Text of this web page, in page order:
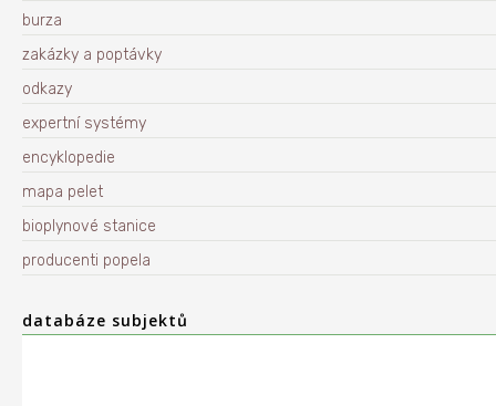
burza
zakázky a poptávky
odkazy
expertní systémy
encyklopedie
mapa pelet
bioplynové stanice
producenti popela
databáze subjektů